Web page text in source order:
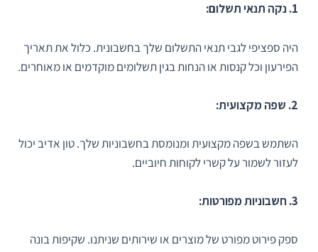
1. נקה תנאי תשלום:
היה ספציפי לגבי תנאי התשלום שלך בחשבונית. כלול את תאריך
הפירעון וכל קנסות או הנחות בגין תשלומים מוקדמים או מאוחרים.
2. שפה מקצועית:
השתמש בשפה מקצועית ומנומסת בחשבוניות שלך. טון אדיב יכול
לעזור לשמור על קשרי לקוחות חיוביים.
3. חשבוניות מפורטות:
ספק פירוט מפורט של מוצרים או שירותים שניתנו. שקיפות בונה